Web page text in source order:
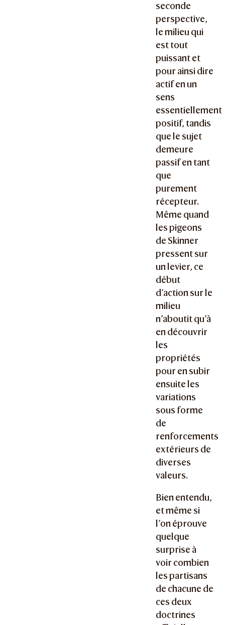
seconde
perspective,
le milieu qui
est tout
puissant et
pour ainsi dire
actif en un
sens
essentiellement
positif, tandis
que le sujet
demeure
passif en tant
que
purement
récepteur.
Même quand
les pigeons
de Skinner
pressent sur
un levier, ce
début
d’action sur le
milieu
n’aboutit qu’à
en découvrir
les
propriétés
pour en subir
ensuite les
variations
sous forme
de
renforcements
extérieurs de
diverses
valeurs.
Bien entendu,
et même si
l’on éprouve
quelque
surprise à
voir combien
les partisans
de chacune de
ces deux
doctrines